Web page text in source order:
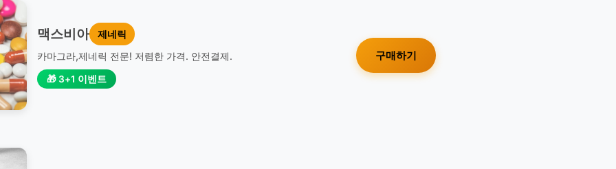
맥스비아
제네릭
카마그라,제네릭 전문! 저렴한 가격. 안전결제.
🎁 3+1 이벤트
구매하기